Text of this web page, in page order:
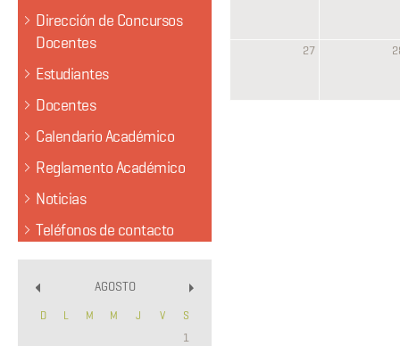
Dirección de Concursos
Docentes
Estudiantes
Docentes
Calendario Académico
Reglamento Académico
Noticias
Teléfonos de contacto
AGOSTO
D L M M J V S
1
27